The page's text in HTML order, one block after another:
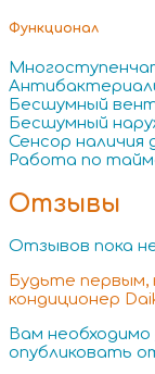
Функционал
Бесшумный
Бесшумный
Сенсор наличия
Работа по
Отзывы
Отзывов пока
Будьте
кондиционер
Вам необходимо
опубликовать